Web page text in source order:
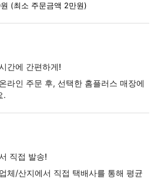
(최소 주문금액 2만원)
간에 간편하게!
라인 주문 후, 선택한 홈플러스 매장에
.
직접 발송!
체/산지에서 직접 택배사를 통해 평균